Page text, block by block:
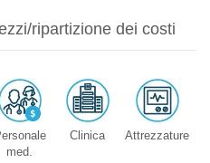
ripartizione dei costi
med.
Clinica Attrezzature